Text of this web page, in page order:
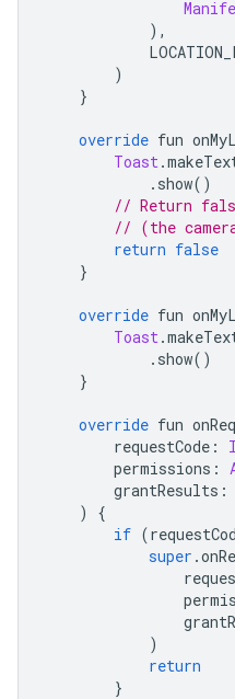
),
)
}
override fun
Toast .
. show()
// Return
// (the
return false
}
override fun
Toast .
. show()
}
override fun
requestCode :
permissions :
grantResults :
)
{
if (
super .
)
return
}